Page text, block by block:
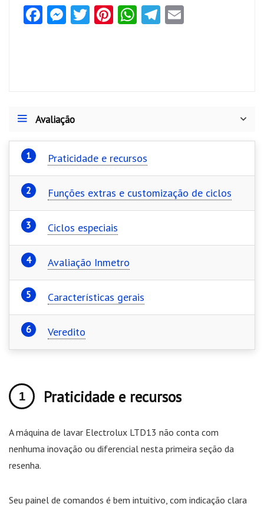
Fa
k
M
er
T Pi W Te
Avaliação
Praticidade e recursos
Funções extras e customização de ciclos
Ciclos especiais
Avaliação Inmetro
Características gerais
Veredito
Praticidade e recursos
A máquina de lavar Electrolux LTD13 não conta com
nenhuma inovação ou diferencial nesta primeira seção da
resenha.
Seu painel de comandos é bem intuitivo, com indicação clara